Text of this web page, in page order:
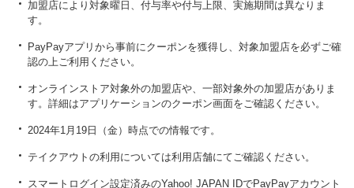
加盟店により対象曜日、付与率や付与上限、実施期間は異なりま
す。
PayPayアプリから事前にクーポンを獲得し、対象加盟店を必ずご確
認の上ご利用ください。
オンラインストア対象外の加盟店や、一部対象外の加盟店がありま
す。詳細はアプリケーションのクーポン画面をご確認ください。
2024年1月19日（金）時点での情報です。
テイクアウトの利用については利用店舗にてご確認ください。
スマートログイン設定済みのYahoo! JAPAN IDでPayPayアカウント